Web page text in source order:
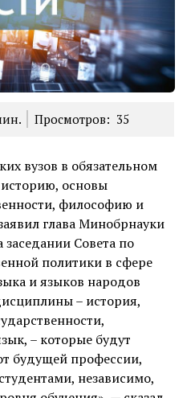
Просмотров: 35
вузов в обязательном
историю, основы
философию и
глава Минобрнауки
Совета по
политики в сфере
и языков народов
– история,
– которые будут
будущей профессии,
независимо,